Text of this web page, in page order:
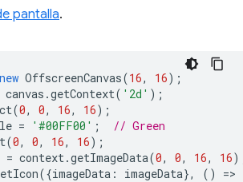
pantalla.
new OffscreenCanvas(16, 16);
canvas .getContext( '2d' );
(0, 0, 16, 16);
= '#00FF00' ;
// Green
(0, 0, 16, 16);
= context.getImageData(0, 0, 16, 16
({imageData : imageData}, () =>